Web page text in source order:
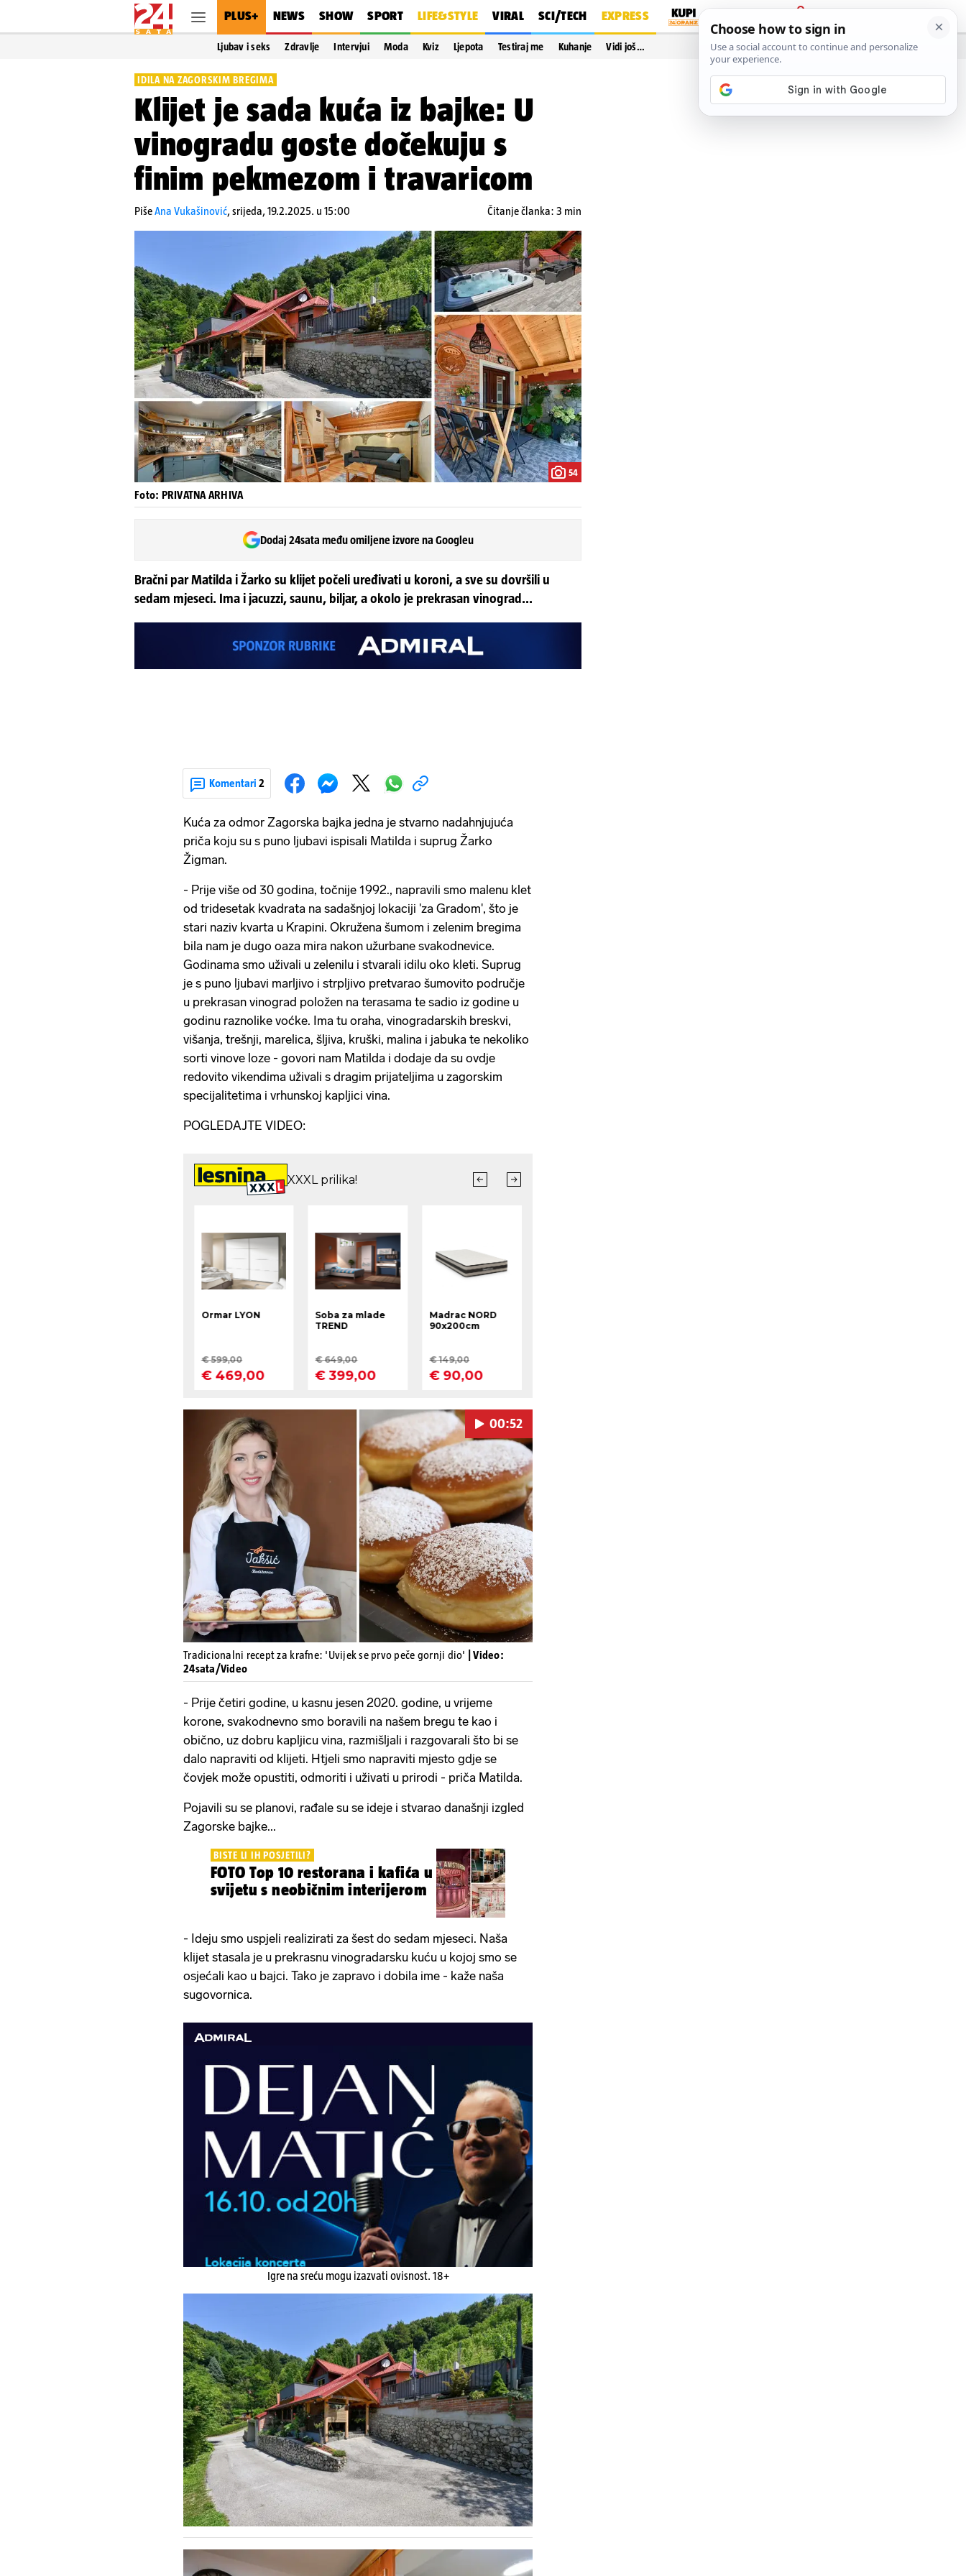
PLUS+ NEWS SHOW SPORT LIFE&STYLE VIRAL SCI/TECH EXPRESS
PRIJAVA
Ljubav i seks Zdravlje Intervjui Moda Kviz Ljepota Testiraj me Kuhanje Vidi još…
IDILA NA ZAGORSKIM BREGIMA
Klijet je sada kuća iz bajke: U
vinogradu goste dočekuju s
finim pekmezom i travaricom
PišeAna Vukašinović,srijeda, 19.2.2025. u 15:00 Čitanje članka: 3 min
54
Foto: PRIVATNA ARHIVA
Dodaj 24sata među omiljene izvore na Googleu
Bračni par Matilda i Žarko su klijet počeli uređivati u koroni, a sve su dovršili u
sedam mjeseci. Ima i jacuzzi, saunu, biljar, a okolo je prekrasan vinograd...
Komentari 2
Kuća za odmor Zagorska bajka jedna je stvarno nadahnjujuća
priča koju su s puno ljubavi ispisali Matilda i suprug Žarko
Žigman.
- Prije više od 30 godina, točnije 1992., napravili smo malenu klet
od tridesetak kvadrata na sadašnjoj lokaciji 'za Gradom', što je
stari naziv kvarta u Krapini. Okružena šumom i zelenim bregima
bila nam je dugo oaza mira nakon užurbane svakodnevice.
Godinama smo uživali u zelenilu i stvarali idilu oko kleti. Suprug
je s puno ljubavi marljivo i strpljivo pretvarao šumovito područje
u prekrasan vinograd položen na terasama te sadio iz godine u
godinu raznolike voćke. Ima tu oraha, vinogradarskih breskvi,
višanja, trešnji, marelica, šljiva, kruški, malina i jabuka te nekoliko
sorti vinove loze - govori nam Matilda i dodaje da su ovdje
redovito vikendima uživali s dragim prijateljima u zagorskim
specijalitetima i vrhunskoj kapljici vina.
POGLEDAJTE VIDEO:
Pokretanje videa...
00:52
Tradicionalni recept za krafne: 'Uvijek se prvo peče gornji dio'
| Video:
24sata/Video
- Prije četiri godine, u kasnu jesen 2020. godine, u vrijeme
korone, svakodnevno smo boravili na našem bregu te kao i
obično, uz dobru kapljicu vina, razmišljali i razgovarali što bi se
dalo napraviti od klijeti. Htjeli smo napraviti mjesto gdje se
čovjek može opustiti, odmoriti i uživati u prirodi - priča Matilda.
Pojavili su se planovi, rađale su se ideje i stvarao današnji izgled
Zagorske bajke...
BISTE LI IH POSJETILI?
FOTO Top 10 restorana i kafića u
svijetu s neobičnim interijerom
- Ideju smo uspjeli realizirati za šest do sedam mjeseci. Naša
klijet stasala je u prekrasnu vinogradarsku kuću u kojoj smo se
osjećali kao u bajci. Tako je zapravo i dobila ime - kaže naša
sugovornica.
Igre na sreću mogu izazvati ovisnost. 18+